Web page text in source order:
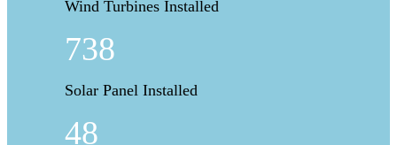
Wind Turbines Installed
738
Solar Panel Installed
48